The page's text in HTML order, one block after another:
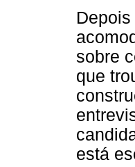
sobre
que
está